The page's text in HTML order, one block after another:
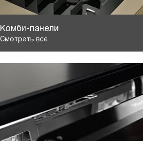
Комби-панели
Смотреть все